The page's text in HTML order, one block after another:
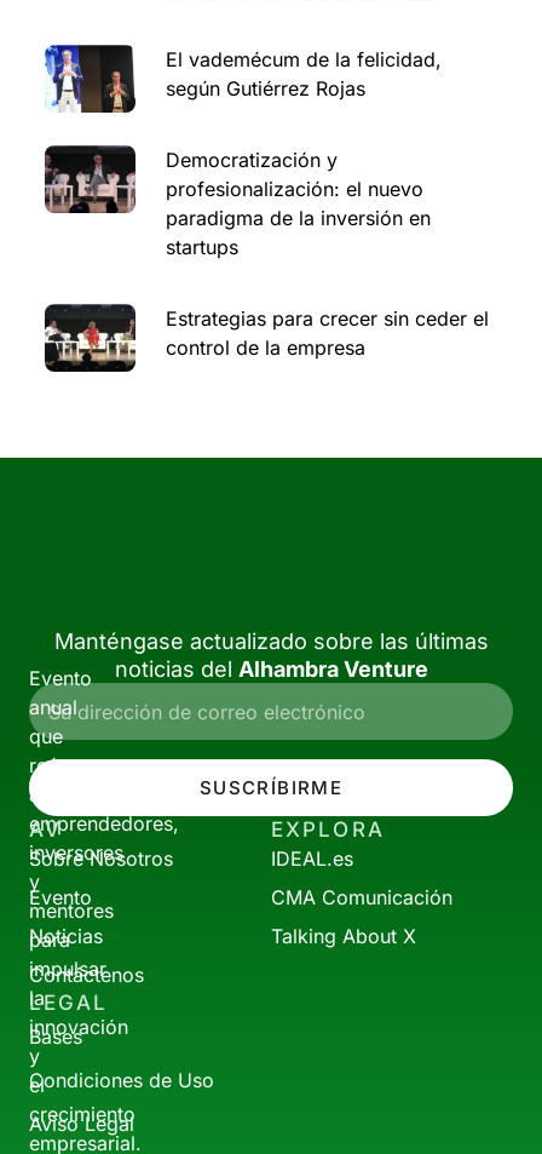
El vademécum de la felicidad,
según Gutiérrez Rojas
Democratización y
profesionalización: el nuevo
paradigma de la inversión en
startups
Estrategias para crecer sin ceder el
control de la empresa
Evento
anual
que
reúne
a
emprendedores,
inversores
y
mentores
para
impulsar
la
innovación
y
el
crecimiento
empresarial.
Manténgase actualizado sobre las últimas
noticias del Alhambra Venture
SUSCRÍBIRME
AV
Sobre Nosotros
Evento
Noticias
Contáctenos
EXPLORA
IDEAL.es
CMA Comunicación
Talking About X
LEGAL
Bases
Condiciones de Uso
Aviso Legal